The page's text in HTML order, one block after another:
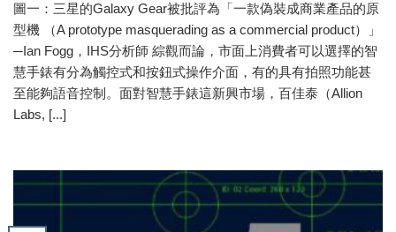
圖一：三星的Galaxy Gear被批評為「一款偽裝成商業產品的原
型機 （A prototype masquerading as a commercial product）」
─Ian Fogg，IHS分析師 綜觀而論，市面上消費者可以選擇的智
慧手錶有分為觸控式和按鈕式操作介面，有的具有拍照功能甚
至能夠語音控制。面對智慧手錶這新興市場，百佳泰（Allion
Labs, [...]